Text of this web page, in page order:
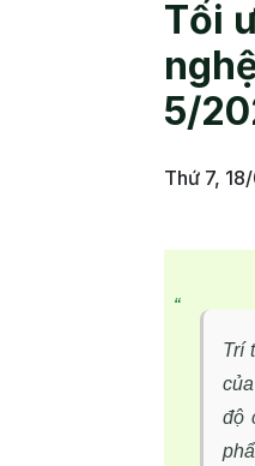
Tối
5/
Thứ 7,
Trí
độ